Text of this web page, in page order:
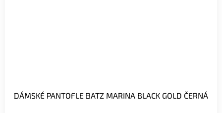
DÁMSKÉ PANTOFLE BATZ MARINA BLACK GOLD ČERNÁ